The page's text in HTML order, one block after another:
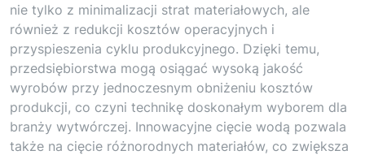
nie tylko z minimalizacji strat materiałowych, ale
również z redukcji kosztów operacyjnych i
przyspieszenia cyklu produkcyjnego. Dzięki temu,
przedsiębiorstwa mogą osiągać wysoką jakość
wyrobów przy jednoczesnym obniżeniu kosztów
produkcji, co czyni technikę doskonałym wyborem dla
branży wytwórczej. Innowacyjne cięcie wodą pozwala
także na cięcie różnorodnych materiałów, co zwiększa